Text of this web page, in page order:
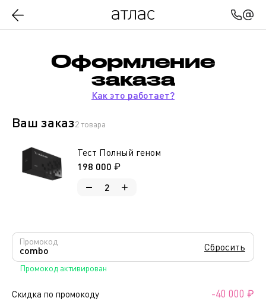
Оформление
заказа
Как это работает?
Ваш заказ2 товара
Тест Полный геном
198 000 ₽
2
Промокод
combo Сбросить
Промокод активирован
Скидка по промокоду -40 000 ₽